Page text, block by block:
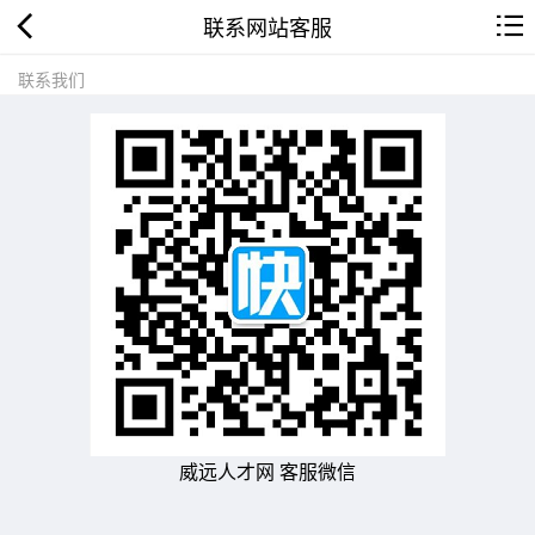
联系网站客服
联系我们
威远人才网 客服微信